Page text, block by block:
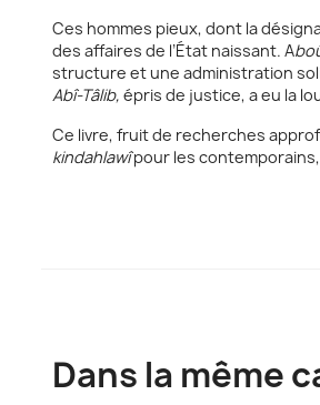
Ces hommes pieux, dont la
des affaires de l’État naissant. A
structure et une administration
Abî-Tâlib, épris de justice, a eu la
Ce livre, fruit de recherches
kindahlawîpour les
Dans la même